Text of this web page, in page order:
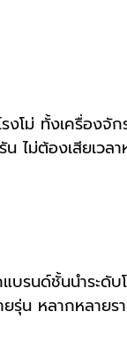
งโม่ ทั้งเครื่องจั
ไม่ต้องเสียเวล
รนด์ชั้นนำระดับ
ยรุ่น หลากหลาย